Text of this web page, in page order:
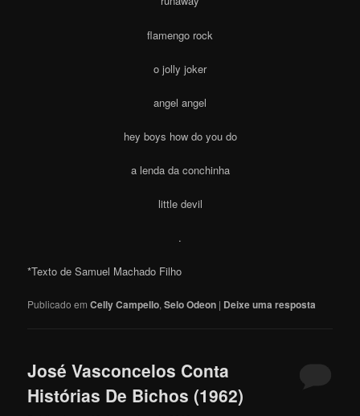
flamengo rock
o jolly joker
angel angel
hey boys how do you do
a lenda da conchinha
little devil
.
*Texto de Samuel Machado Filho
Publicado em Celly Campello,Selo Odeon | Deixe uma resposta
José Vasconcelos Conta
Histórias De Bichos (1962)